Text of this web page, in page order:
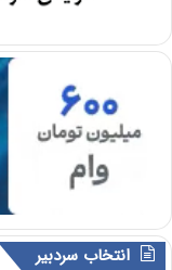
انتخاب سردبیر